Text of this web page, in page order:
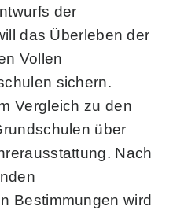
der
das Überleben der
Vollen
sichern.
Vergleich zu den
über
Nach
Bestimmungen wird